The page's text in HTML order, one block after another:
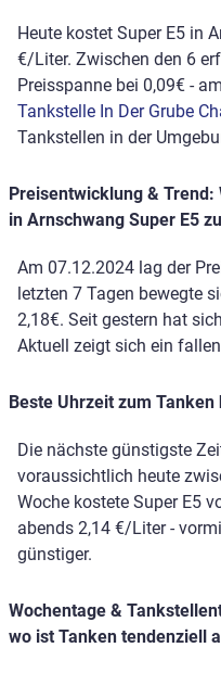
Heute kostet Super E5 in
€/Liter. Zwischen den 6
Preisspanne bei 0,09€ -
Tankstelle In Der Grube
Tankstellen in der
Preisentwicklung &
in Arnschwang Super E5
Am 07.12.2024 lag der
letzten 7 Tagen bewegte
2,18€. Seit gestern hat
Aktuell zeigt sich ein
Beste Uhrzeit zum
Die nächste günstigste
voraussichtlich heute
Woche kostete Super E5
abends 2,14 €/Liter -
günstiger.
Wochentage &
wo ist Tanken tendenziell